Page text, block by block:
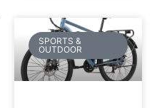
SPORTS &
OUTDOOR